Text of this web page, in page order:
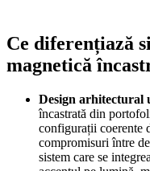
Ce diferențiază
magnetică
Design arhitectural
încastrată din
configurații coerente
compromisuri între
sistem care se